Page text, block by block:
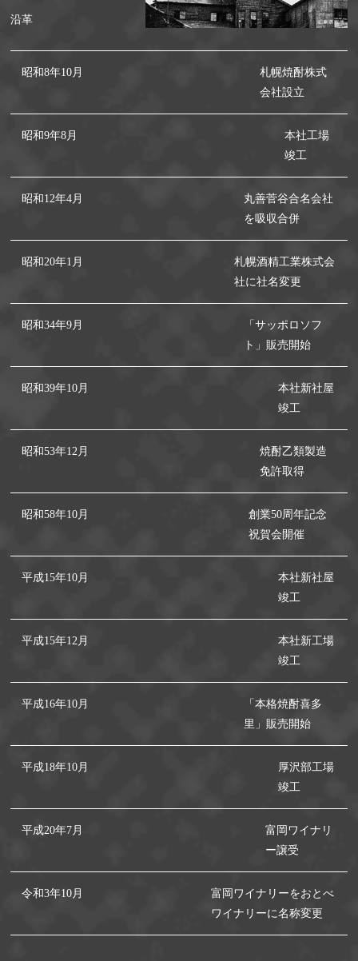
沿革
昭和8年10月
札幌焼酎株式
会社設立
昭和9年8月
本社工場
竣工
昭和12年4月
丸善菅谷合名会社
を吸収合併
昭和20年1月
札幌酒精工業株式会
社に社名変更
昭和34年9月
「サッポロソフ
ト」販売開始
昭和39年10月
本社新社屋
竣工
昭和53年12月
焼酎乙類製造
免許取得
昭和58年10月
創業50周年記念
祝賀会開催
平成15年10月
本社新社屋
竣工
平成15年12月
本社新工場
竣工
平成16年10月
「本格焼酎喜多
里」販売開始
平成18年10月
厚沢部工場
竣工
平成20年7月
富岡ワイナリ
ー譲受
令和3年10月
富岡ワイナリーをおとべ
ワイナリーに名称変更